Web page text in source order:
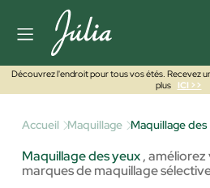
Découvrez l'endroit pour tous vos étés. Recevez
plus
ICI >>
Accueil Maquillage Maquillage
Maquillage des yeux,améliorez
marques de maquillage